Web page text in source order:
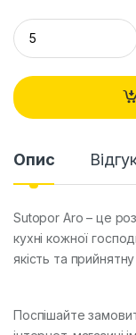
Q
u
a
t
i
Опис
Sutopor Aro – це
кухні кожної
якість та прийнятну
Поспішайте